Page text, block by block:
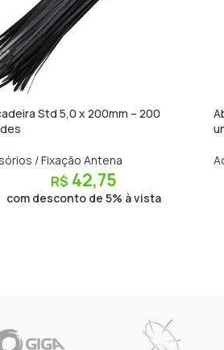
Std 5,0 x 200mm – 200
/ Fixação Antena
R$ 42,75
com desconto de 5% à vista